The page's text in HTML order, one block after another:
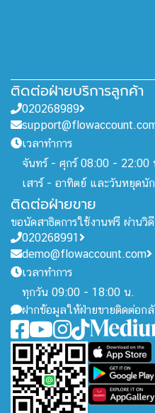
ติดต่อฝ่ายบริการลูกค้า
020268989
เวลาทำการ
จันทร์ - ศุกร์ 08:00 - 22:00
เสาร์ - อาทิตย์ และวันหยุด
ติดต่อฝ่ายขาย
ขอนัดสาธิตการใช้งานฟรี ผ่านวิ
020268991
demo@flowaccount.com
เวลาทำการ
ทุกวัน 09:00 - 18:00 น.
ฝากข้อมูลให้ฝ่ายขายติดต่อก